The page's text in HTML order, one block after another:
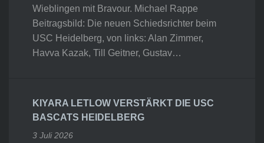
Wieblingen mit Bravour. Michael Rappe
Beitragsbild: Die neuen Schiedsrichter beim
USC Heidelberg, von links: Alan Zimmer,
Havva Kazak, Till Geitner, Gustav…
KIYARA LETLOW VERSTÄRKT DIE USC
BASCATS HEIDELBERG
3 Juli 2026